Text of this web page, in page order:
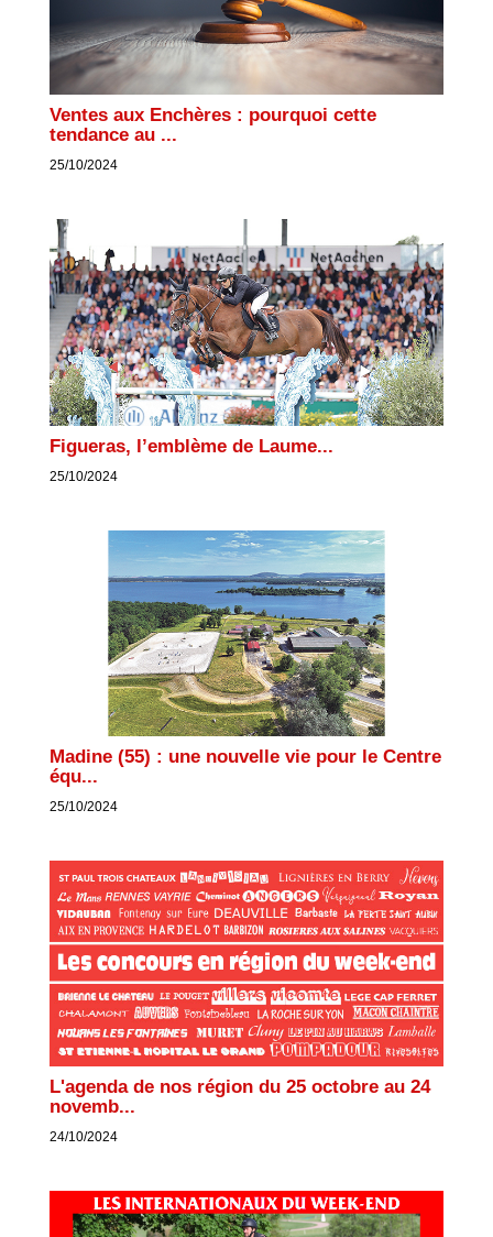
Ventes aux Enchères : pourquoi cette
tendance au ...
25/10/2024
Figueras, l’emblème de Laume...
25/10/2024
Madine (55) : une nouvelle vie pour le Centre
équ...
25/10/2024
L'agenda de nos région du 25 octobre au 24
novemb...
24/10/2024